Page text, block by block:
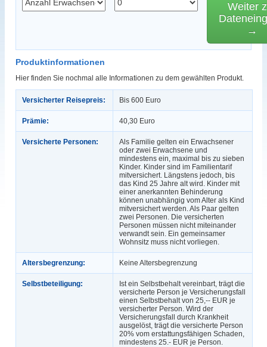
Weiter
→
Produktinformationen
Hier finden Sie nochmal alle Informationen zu dem gewählten Produkt.
Versicherter Reisepreis: Bis 600 Euro
Prämie: 40,30 Euro
Versicherte Personen:
Als Familie gelten ein Erwachsener
oder zwei Erwachsene und
mindestens ein, maximal bis zu sieben
Kinder. Kinder sind im Familientarif
mitversichert. Längstens jedoch, bis
das Kind 25 Jahre alt wird. Kinder mit
einer anerkannten Behinderung
können unabhängig vom Alter als Kind
mitversichert werden. Als Paar gelten
zwei Personen. Die versicherten
Personen müssen nicht miteinander
verwandt sein. Ein gemeinsamer
Wohnsitz muss nicht vorliegen.
Altersbegrenzung: Keine Altersbegrenzung
Selbstbeteiligung:
Ist ein Selbstbehalt vereinbart, trägt die
versicherte Person je Versicherungsfall
einen Selbstbehalt von 25,-- EUR je
versicherter Person. Wird der
Versicherungsfall durch Krankheit
ausgelöst, trägt die versicherte Person
20% vom erstattungsfähigen Schaden,
mindestens 25.- EUR je Person.